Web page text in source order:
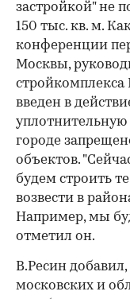
застройкой" не
150 тыс. кв. м.
конференции
Москвы,
стройкомплекса
введен в
уплотнительную
городе
объектов.
будем строить
возвести в
Например, мы
отметил он.
В.Ресин
московских и